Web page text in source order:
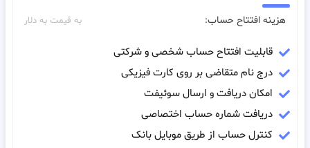
هزینه افتتاح حساب: به قیمت به دلار
قابلیت افتتاح حساب شخصی و شرکتی
درج نام متقاضی بر روی کارت فیزیکی
امکان دریافت و ارسال سوئیفت
دریافت شماره حساب اختصاصی
کنترل حساب از طریق موبایل بانک